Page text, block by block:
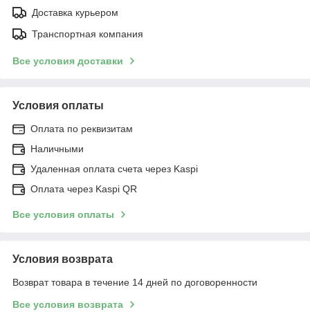
Доставка курьером
Транспортная компания
Все условия доставки
Условия оплаты
Оплата по реквизитам
Наличными
Удаленная оплата счета через Kaspi
Оплата через Kaspi QR
Все условия оплаты
Условия возврата
Возврат товара в течение 14 дней по договоренности
Все условия возврата